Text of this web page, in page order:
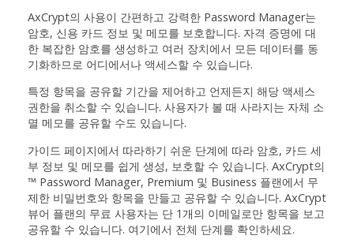
AxCrypt의 사용이 간편하고 강력한 Password Manager는
암호, 신용 카드 정보 및 메모를 보호합니다. 자격 증명에 대
한 복잡한 암호를 생성하고 여러 장치에서 모든 데이터를 동
기화하므로 어디에서나 액세스할 수 있습니다.
특정 항목을 공유할 기간을 제어하고 언제든지 해당 액세스
권한을 취소할 수 있습니다. 사용자가 볼 때 사라지는 자체 소
멸 메모를 공유할 수도 있습니다.
가이드 페이지에서 따라하기 쉬운 단계에 따라 암호, 카드 세
부 정보 및 메모를 쉽게 생성, 보호할 수 있습니다. AxCrypt의
™ Password Manager, Premium 및 Business 플랜에서 무
제한 비밀번호와 항목을 만들고 공유할 수 있습니다. AxCrypt
뷰어 플랜의 무료 사용자는 단 1개의 이메일로만 항목을 보고
공유할 수 있습니다. 여기에서 전체 단계를 확인하세요.